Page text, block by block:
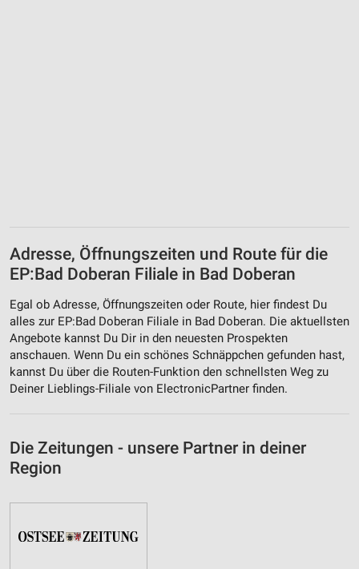
Adresse, Öffnungszeiten und Route für die
EP:Bad Doberan Filiale in Bad Doberan
Egal ob Adresse, Öffnungszeiten oder Route, hier findest Du
alles zur EP:Bad Doberan Filiale in Bad Doberan. Die aktuellsten
Angebote kannst Du Dir in den neuesten Prospekten
anschauen. Wenn Du ein schönes Schnäppchen gefunden hast,
kannst Du über die Routen-Funktion den schnellsten Weg zu
Deiner Lieblings-Filiale von ElectronicPartner finden.
Die Zeitungen - unsere Partner in deiner
Region